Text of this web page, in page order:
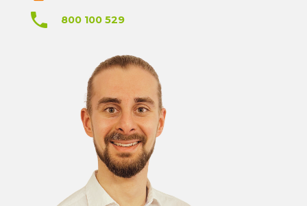
800 100 529